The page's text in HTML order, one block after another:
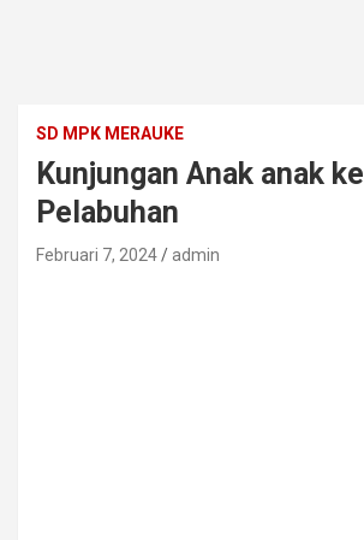
SD MPK MERAUKE
Kunjungan Anak anak ke
Pelabuhan
Februari 7, 2024 admin